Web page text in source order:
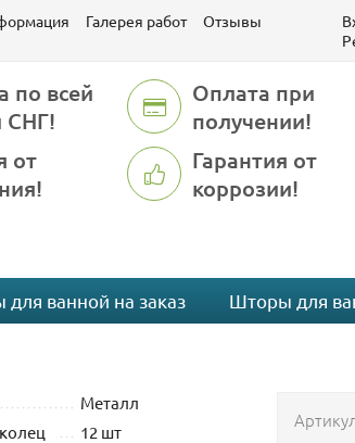
Галерея работ
Отзывы
по всей
СНГ!
Оплата при
получении!
от
Гарантия от
коррозии!
для ванной на заказ Шторы для
Металл
12 шт